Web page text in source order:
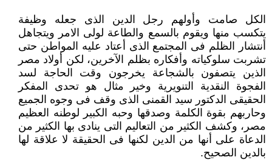
الكل صامت وأولهم رجل الدين الذى جعله وظيفة
يتكسب منها ويقوم بالسمع والطاعة لولى الامر ويتجاهل
أنتشار الظلم فى المجتمع ‏الذى أعتاد عليه المواطن حتى
تشربت سلوكياته وأفكاره بظلم الآخرين، لكن أولاد مصر
الذين يتصفون بالشجاعة يخرجون وقت الحاجة ‏لسد
الفجوة النقدية التنويرية وخير مثال هو تحدى المفكر
الحقيقى الدكتور سيد القمنى الذى وقف فى وجوه الجميع
وحاربهم بقوة الكلمة ‏وصدقها وحبه الكبير لوطنه العظيم
مصر، وكشف الكثير من التعاليم التى ينادى بها الكثير من
الدعاة على أنها من الدين لكنها فى ‏الحقيقة لا علاقة لها
بالدين الصحيح.‏